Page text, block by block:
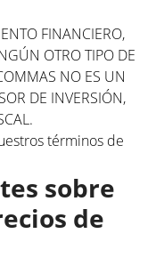
FINANCIERO,
OTRO TIPO DE
NO ES UN
DE INVERSIÓN,
términos de
sobre
de